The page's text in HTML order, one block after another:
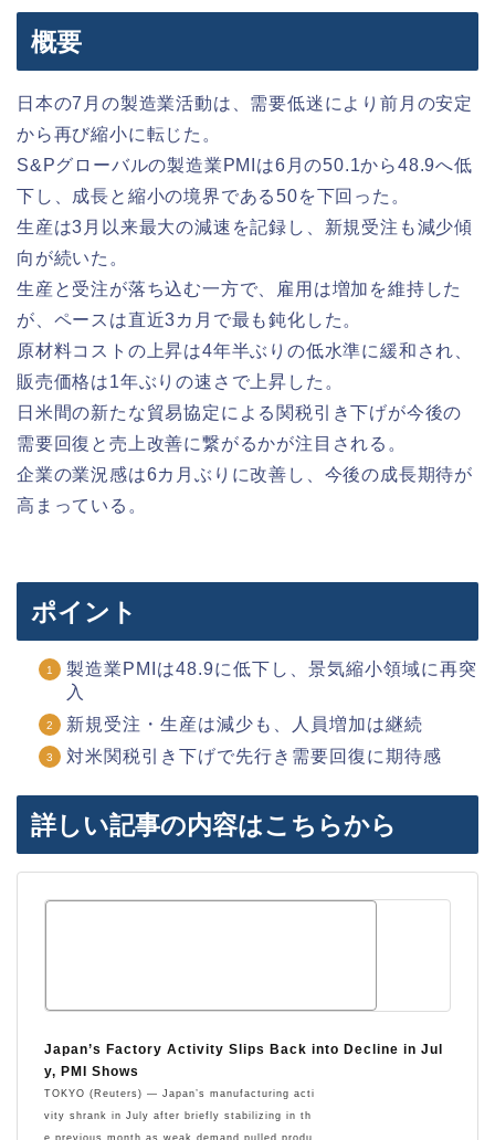
概要
日本の7月の製造業活動は、需要低迷により前月の安定
から再び縮小に転じた。
S&Pグローバルの製造業PMIは6月の50.1から48.9へ低
下し、成長と縮小の境界である50を下回った。
生産は3月以来最大の減速を記録し、新規受注も減少傾
向が続いた。
生産と受注が落ち込む一方で、雇用は増加を維持した
が、ペースは直近3カ月で最も鈍化した。
原材料コストの上昇は4年半ぶりの低水準に緩和され、
販売価格は1年ぶりの速さで上昇した。
日米間の新たな貿易協定による関税引き下げが今後の
需要回復と売上改善に繋がるかが注目される。
企業の業況感は6カ月ぶりに改善し、今後の成長期待が
高まっている。
ポイント
製造業PMIは48.9に低下し、景気縮小領域に再突
入
新規受注・生産は減少も、人員増加は継続
対米関税引き下げで先行き需要回復に期待感
詳しい記事の内容はこちらから
Japan’s Factory Activity Slips Back into Decline in Jul
y, PMI Shows
TOKYO (Reuters) — Japan’s manufacturing acti
vity shrank in July after briefly stabilizing in th
e previous month as weak demand pulled produ